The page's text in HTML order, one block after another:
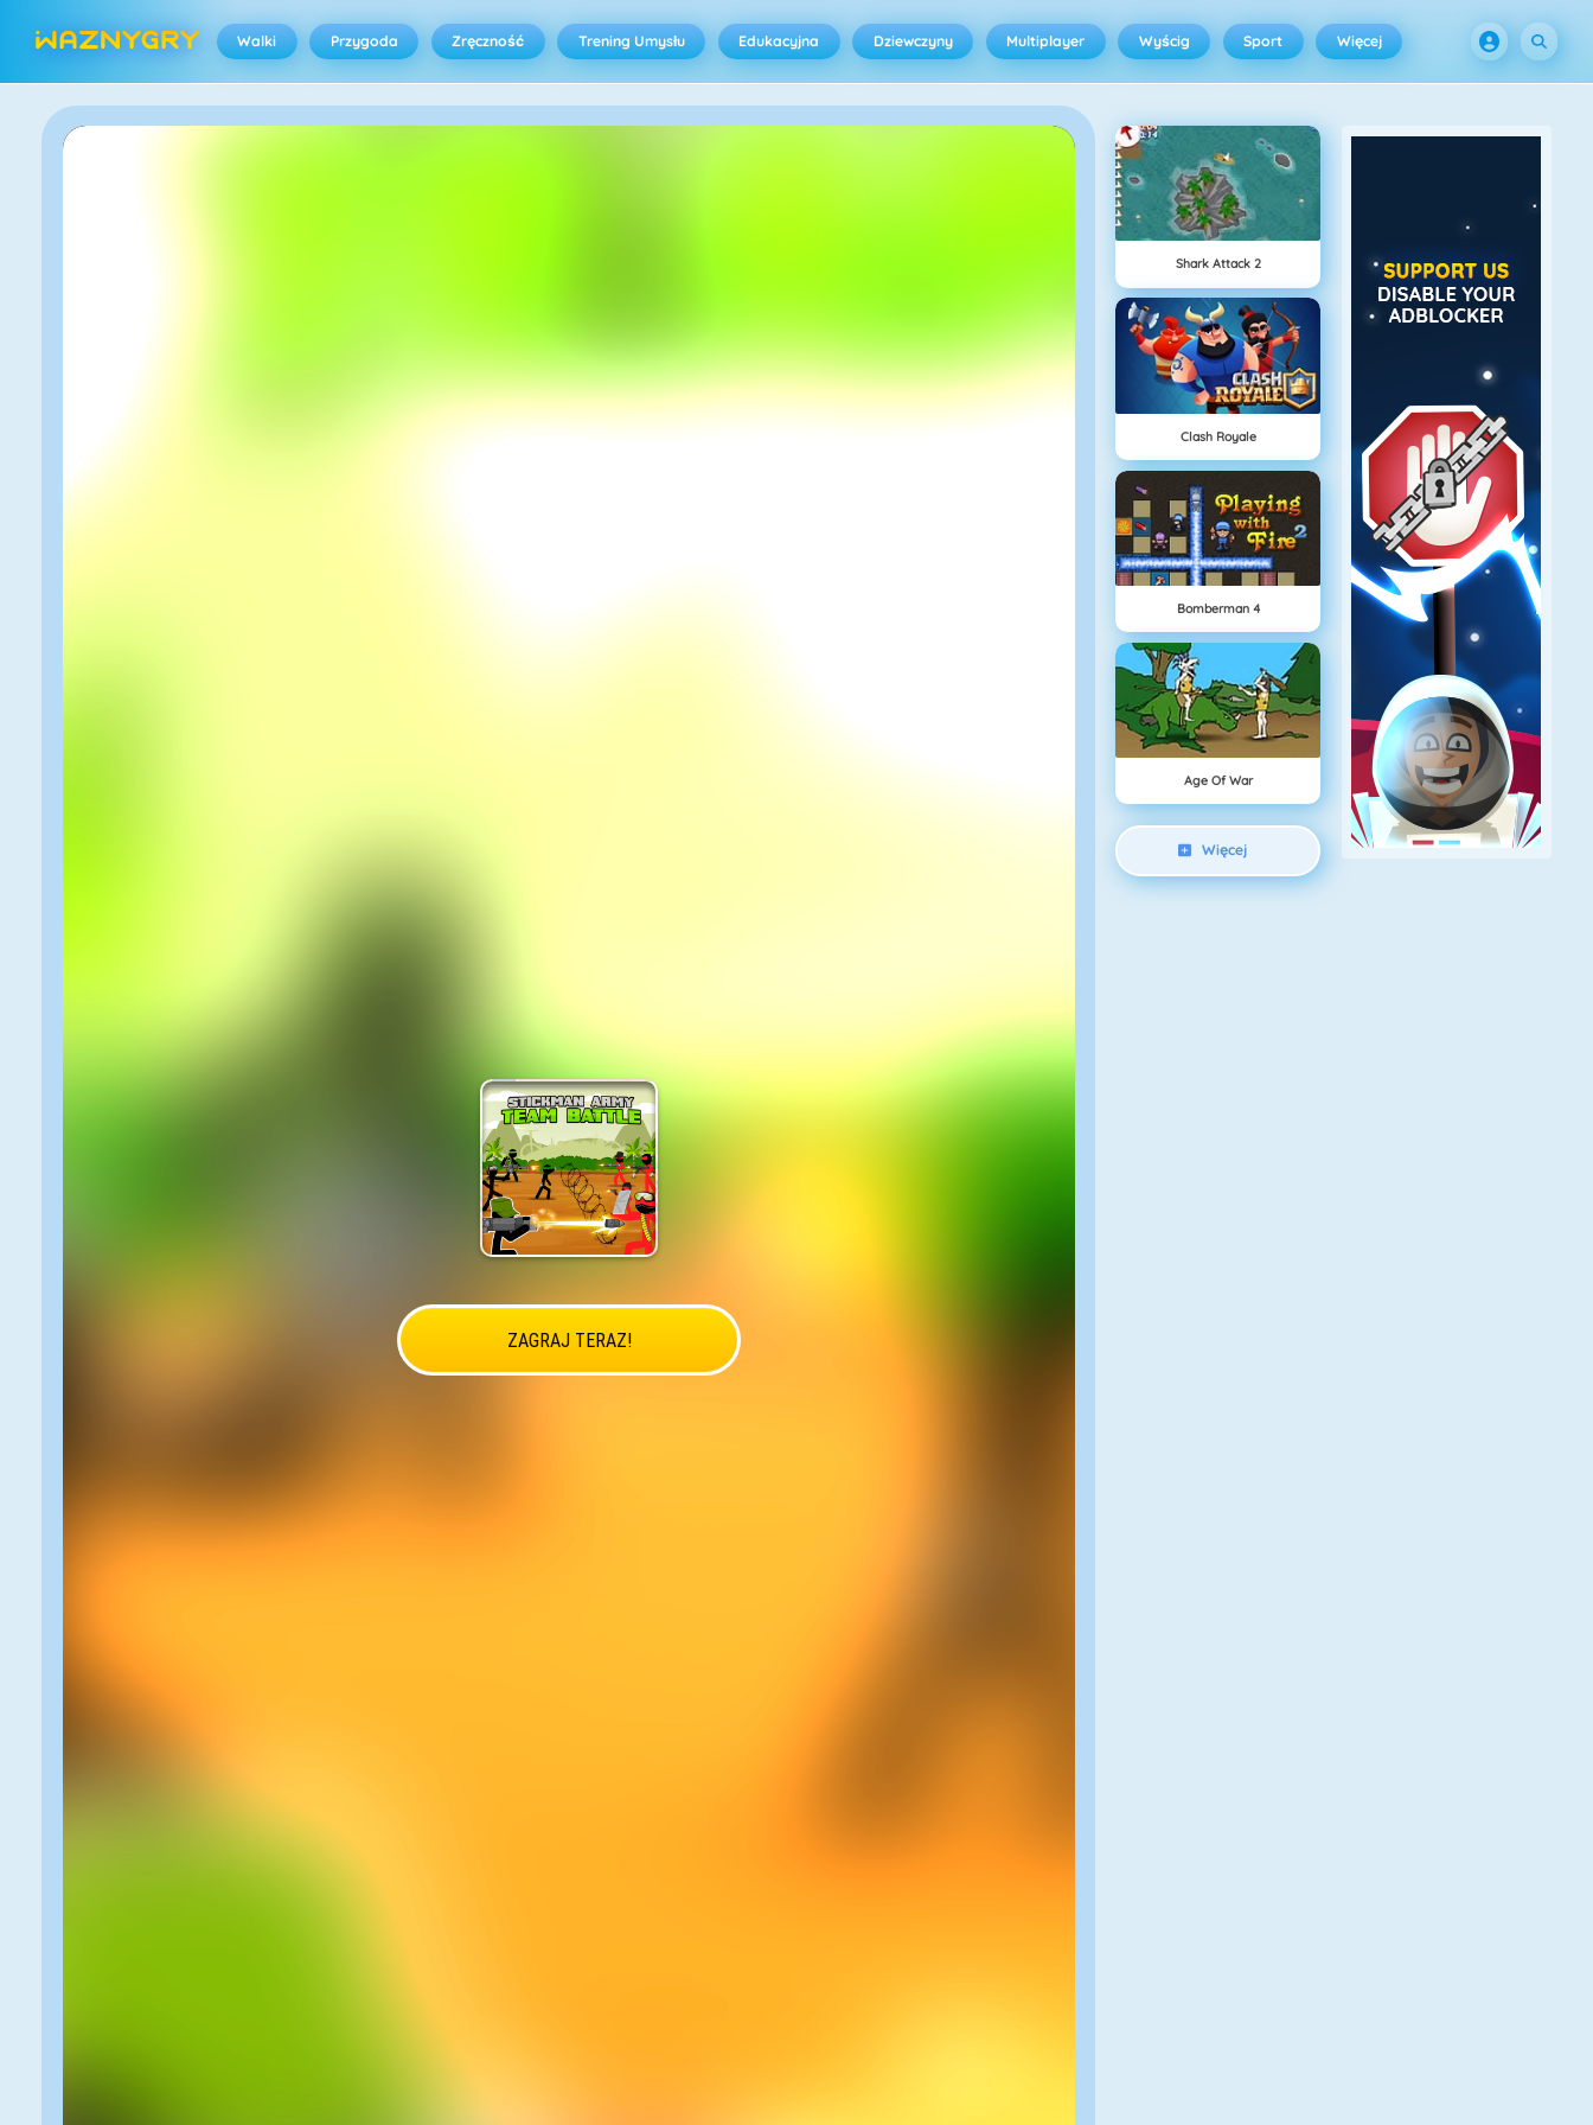
Walki Przygoda Zręczność Trening Umysłu Edukacyjna Dziewczyny Multiplayer Wyścig Sport Więcej
Shark Attack 2
Clash Royale
Bomberman 4
Age Of War
Więcej